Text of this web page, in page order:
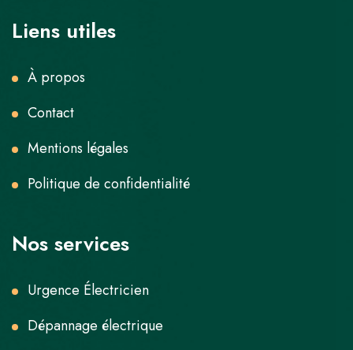
Liens utiles
À propos
Contact
Mentions légales
Politique de confidentialité
Nos services
Urgence Électricien
Dépannage électrique